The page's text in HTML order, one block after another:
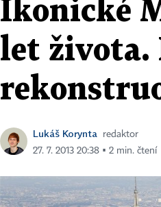
Ikonické
let života.
Lukáš Korynta
redaktor
27. 7. 2013 20:38 ▪ 2 min. čtení